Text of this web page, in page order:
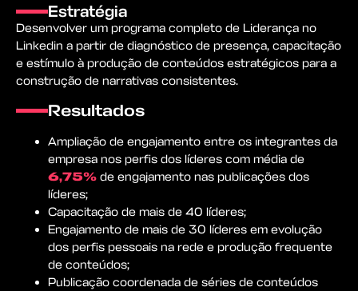
Estratégia
Desenvolver um programa completo de Liderança no
Linkedin a partir de diagnóstico de presença, capacitação
e estímulo à produção de conteúdos estratégicos para a
construção de narrativas consistentes.
Resultados
Ampliação de engajamento entre os integrantes da
empresa nos perfis dos líderes com média de
6,75% de engajamento nas publicações dos
líderes;
Capacitação de mais de 40 líderes;
Engajamento de mais de 30 líderes em evolução
dos perfis pessoais na rede e produção frequente
de conteúdos;
Publicação coordenada de séries de conteúdos